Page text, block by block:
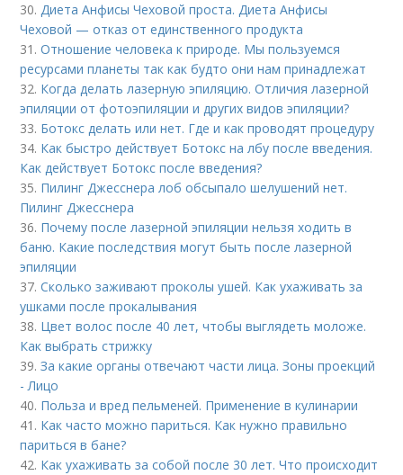
30.Диета Анфисы Чеховой проста. Диета Анфисы
Чеховой — отказ от единственного продукта
31.Отношение человека к природе. Мы пользуемся
ресурсами планеты так как будто они нам принадлежат
32. Когда делать лазерную эпиляцию. Отличия лазерной
эпиляции от фотоэпиляции и других видов эпиляции?
33. Ботокс делать или нет. Где и как проводят процедуру
34. Как быстро действует Ботокс на лбу после введения.
Как действует Ботокс после введения?
35. Пилинг Джесснера лоб обсыпало шелушений нет.
Пилинг Джесснера
36. Почему после лазерной эпиляции нельзя ходить в
баню. Какие последствия могут быть после лазерной
эпиляции
37.Сколько заживают проколы ушей. Как ухаживать за
ушками после прокалывания
38. Цвет волос после 40 лет, чтобы выглядеть моложе.
Как выбрать стрижку
39.За какие органы отвечают части лица. Зоны проекций
- Лицо
40. Польза и вред пельменей. Применение в кулинарии
41. Как часто можно париться. Как нужно правильно
париться в бане?
42. Как ухаживать за собой после 30 лет. Что происходит